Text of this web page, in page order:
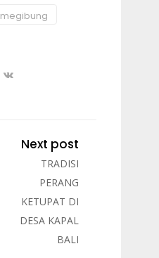
megibung
Next post
TRADISI
PERANG
KETUPAT DI
DESA KAPAL
BALI